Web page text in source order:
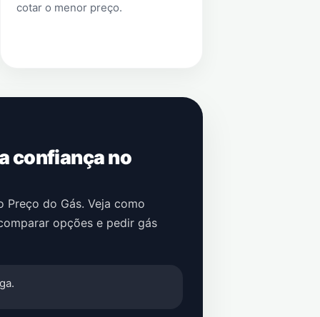
cotar o menor preço.
confiança no
do Gás. Veja como
opções e pedir gás